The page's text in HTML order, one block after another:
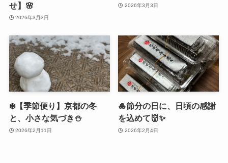
せ】🌸
2026年3月3日
2026年3月3日
❄️【季節便り】京都の冬
と、小さな気づき⛄️
2026年2月11日
🎍節分の日に、日頃の感謝
を込めて👹✨
2026年2月4日